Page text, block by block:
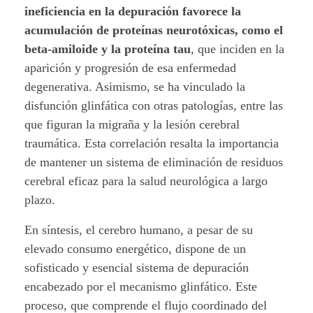
ineficiencia en la depuración favorece la
acumulación de proteínas neurotóxicas, como el
beta-amiloide y la proteína tau, que inciden en la
aparición y progresión de esa enfermedad
degenerativa. Asimismo, se ha vinculado la
disfunción glinfática con otras patologías, entre las
que figuran la migraña y la lesión cerebral
traumática. Esta correlación resalta la importancia
de mantener un sistema de eliminación de residuos
cerebral eficaz para la salud neurológica a largo
plazo.
En síntesis, el cerebro humano, a pesar de su
elevado consumo energético, dispone de un
sofisticado y esencial sistema de depuración
encabezado por el mecanismo glinfático. Este
proceso, que comprende el flujo coordinado del